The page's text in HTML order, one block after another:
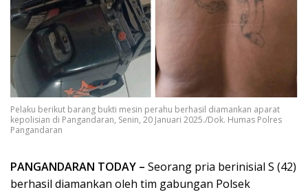
Pelaku berikut barang bukti mesin perahu berhasil diamankan aparat
kepolisian di Pangandaran, Senin, 20 Januari 2025./Dok. Humas Polres
Pangandaran
PANGANDARAN TODAY – Seorang pria berinisial S (42)
berhasil diamankan oleh tim gabungan Polsek